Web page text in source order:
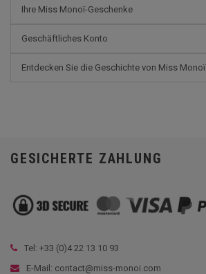
Ihre Miss Monoï-Geschenke
Geschäftliches Konto
Entdecken Sie die Geschichte von Miss Monoï
GESICHERTE ZAHLUNG
Tel: +33 (0)4 22 13 10 93
E-Mail: contact@miss-monoi.com